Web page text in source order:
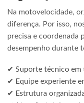
Na motovelocidade,
diferença. Por isso,
precisa e coordenada
desempenho durante
✔ Suporte técnico em
✔ Equipe experiente
✔ Estrutura